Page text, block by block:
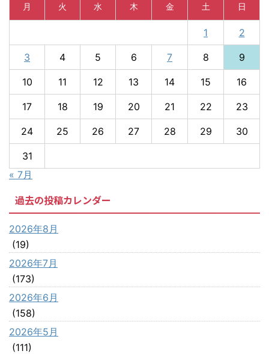
月 火 水 木 金 土 日
1 2
3 4 5 6 7 8 9
10 11 12 13 14 15 16
17 18 19 20 21 22 23
24 25 26 27 28 29 30
31
« 7月
過去の投稿カレンダー
2026年8月
(19)
2026年7月
(173)
2026年6月
(158)
2026年5月
(111)